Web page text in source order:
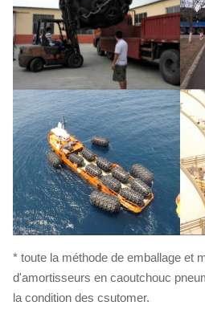
* toute la méthode de emballage et
d'amortisseurs en caoutchouc
la condition des csutomer.